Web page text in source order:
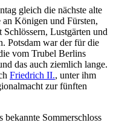
gleich die nächste alte
Königen und Fürsten,
Lustgärten und
Potsdam war der für die
vom Trubel Berlins
das auch ziemlich lange.
Friedrich II., unter ihm
zur fünften
Sommerschloss